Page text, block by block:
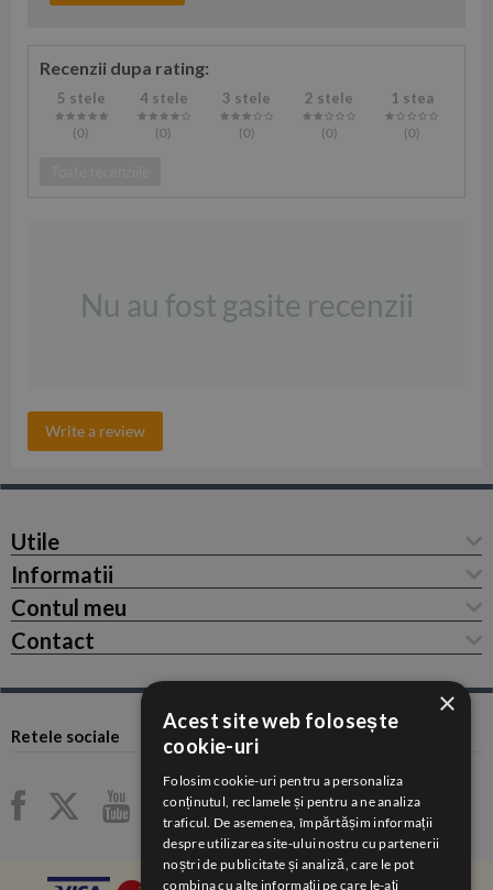
Recenzii dupa rating:
5 stele
(0)
4 stele
(0)
3 stele
(0)
2 stele
(0)
1 stea
(0)
Nu au fost gasite recenzii
Write a review
Utile
Informatii
Contul meu
Contact
Retele sociale
×
Acest site web folosește
cookie-uri
Folosim cookie-uri pentru a personaliza
conținutul, reclamele și pentru a ne analiza
traficul. De asemenea, împărtășim informații
despre utilizarea site-ului nostru cu partenerii
noștri de publicitate și analiză, care le pot
combina cu alte informații pe care le-ați